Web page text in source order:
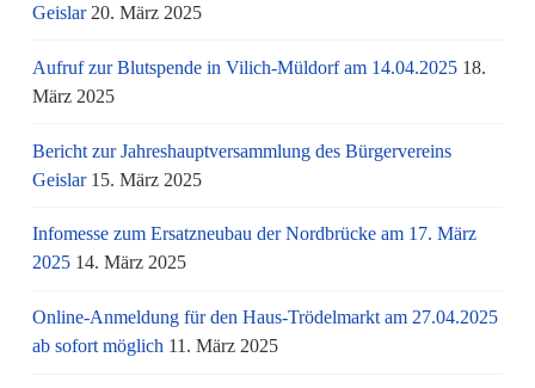
Geislar 20. März 2025
Aufruf zur Blutspende in Vilich-Müldorf am 14.04.2025 18.
März 2025
Bericht zur Jahreshauptversammlung des Bürgervereins
Geislar 15. März 2025
Infomesse zum Ersatzneubau der Nordbrücke am 17. März
2025 14. März 2025
Online-Anmeldung für den Haus-Trödelmarkt am 27.04.2025
ab sofort möglich 11. März 2025